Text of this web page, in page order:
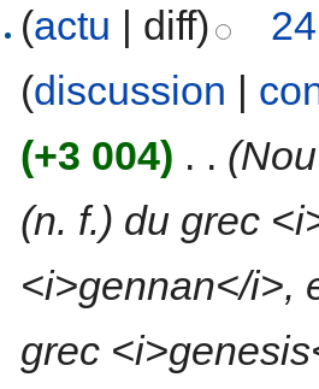
(actu | diff)
(discussion |
(+3 004) . .
(n. f.) du grec
<i>gennan</i>,
grec